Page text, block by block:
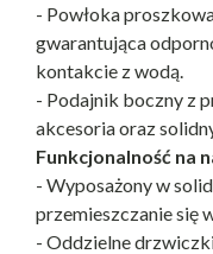
- Powłoka
gwarantująca
kontakcie z wodą.
- Podajnik boczny z
akcesoria oraz
Funkcjonalność na
- Wyposażony w
przemieszczanie się
- Oddzielne